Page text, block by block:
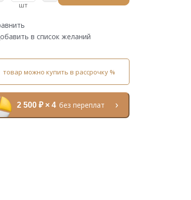
шт
в список желаний
товар можно купить в рассрочку %
2 500 ₽ × 4 без переплат